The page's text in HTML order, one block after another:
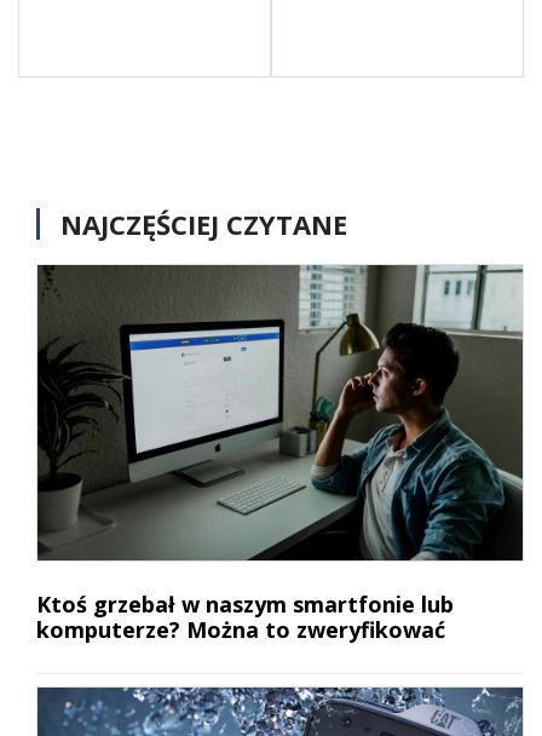
NAJCZĘŚCIEJ CZYTANE
Ktoś grzebał w naszym smartfonie lub
komputerze? Można to zweryfikować